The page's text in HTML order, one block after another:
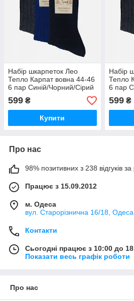
Набір шкарпеток Лео
Тепло Карпат вовна 44-46
6 пар Синій/Чорний/Сірий
599 ₴
Купити
Набір
Тепло
6 пар
599₴
Про нас
98% позитивних з 238 відгуків за
Працює з 15.09.2012
м. Одеса
вул. Старорізнична 16/18,
Контакти
Сьогодні працює з 10:00 до
Показати весь графік роботи
Про нас